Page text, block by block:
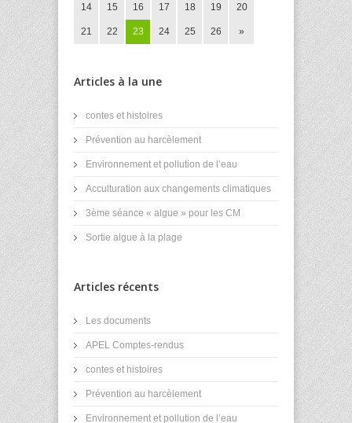
14 15 16 17 18 19 20
21 22 23 24 25 26 »
Articles à la une
contes et histoires
Prévention au harcèlement
Environnement et pollution de l’eau
Acculturation aux changements climatiques
3ème séance « algue » pour les CM
Sortie algue à la plage
Articles récents
Les documents
APEL Comptes-rendus
contes et histoires
Prévention au harcèlement
Environnement et pollution de l’eau